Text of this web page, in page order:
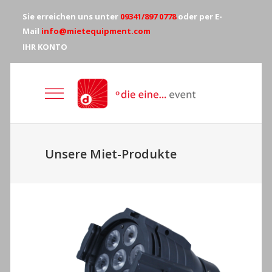
Sie erreichen uns unter 09341/897 0778oder per E-
Mail info@mietequipment.com
IHR KONTO
Unsere Miet-Produkte